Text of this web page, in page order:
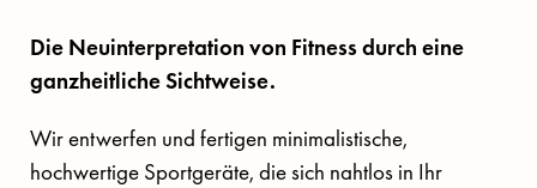
Die Neuinterpretation von Fitness durch eine
ganzheitliche Sichtweise.
Wir entwerfen und fertigen minimalistische,
hochwertige Sportgeräte, die sich nahtlos in Ihr